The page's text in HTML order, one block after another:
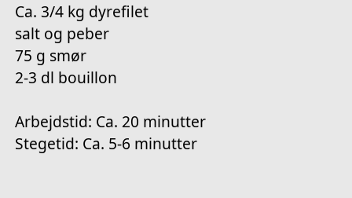
Ca. 3/4 kg dyrefilet
salt og peber
75 g smør
2-3 dl bouillon
Arbejdstid: Ca. 20 minutter
Stegetid: Ca. 5-6 minutter